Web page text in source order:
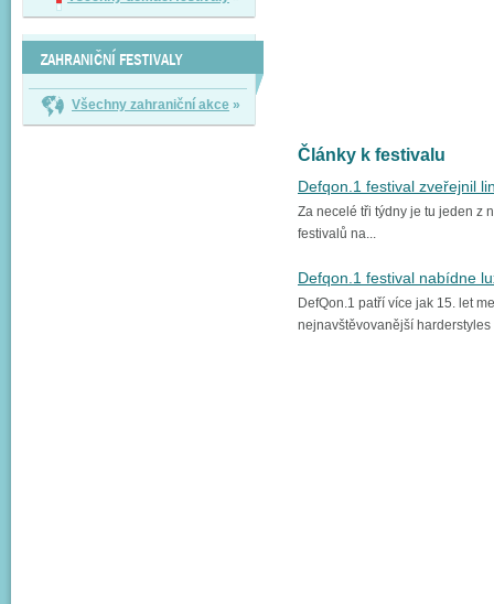
ZAHRANIČNÍ FESTIVALY
Všechny zahraniční akce »
Články k festivalu
Defqon.1 festival zveřejnil
Za necelé tři týdny je tu jeden z
festivalů na...
Defqon.1 festival nabídne
DefQon.1 patří více jak 15. let
nejnavštěvovanější harderstyles